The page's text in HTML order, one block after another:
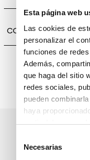
Esta página web
Las cookies de
personalizar el
funciones de
Además,
que haga del sitio
redes sociales,
pueden
haya
partir del uso que
deNecesarias
COMPARTIR